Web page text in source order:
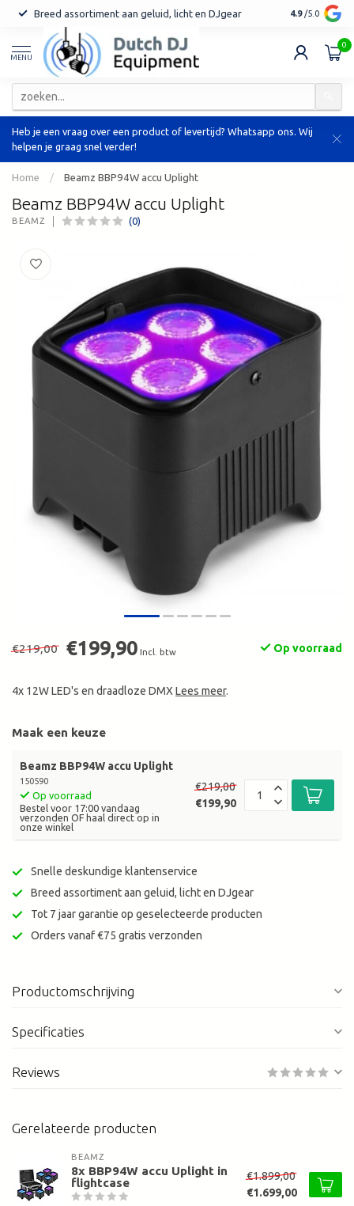
Breed assortiment aan geluid, licht en DJgear Tot 7 jaar
4.9 /5.0
MENU
0
Heb je een vraag over een product of levertijd? Whatsapp ons. Wij
helpen je graag snel verder!
Home / Beamz BBP94W accu Uplight
Beamz BBP94W accu Uplight
BEAMZ (0)
€219,00 €199,90 Incl. btw Op voorraad
4x 12W LED's en draadloze DMXLees meer.
Maak een keuze
Beamz BBP94W accu Uplight
150590
Op voorraad
Bestel voor 17:00 vandaag
verzonden OF haal direct op in
onze winkel
€219,00
€199,90
Snelle deskundige klantenservice
Breed assortiment aan geluid, licht en DJgear
Tot 7 jaar garantie op geselecteerde producten
Orders vanaf €75 gratis verzonden
Productomschrijving
Specificaties
Reviews
Gerelateerde producten
BEAMZ
8x BBP94W accu Uplight in
flightcase
€1.899,00
€1.699,00